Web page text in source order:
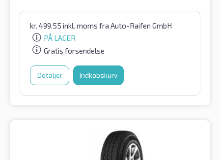
kr. 499.55 inkl. moms fra Auto-Raifen GmbH
PÅ LAGER
Gratis forsendelse
Detaljer Indkøbskurv